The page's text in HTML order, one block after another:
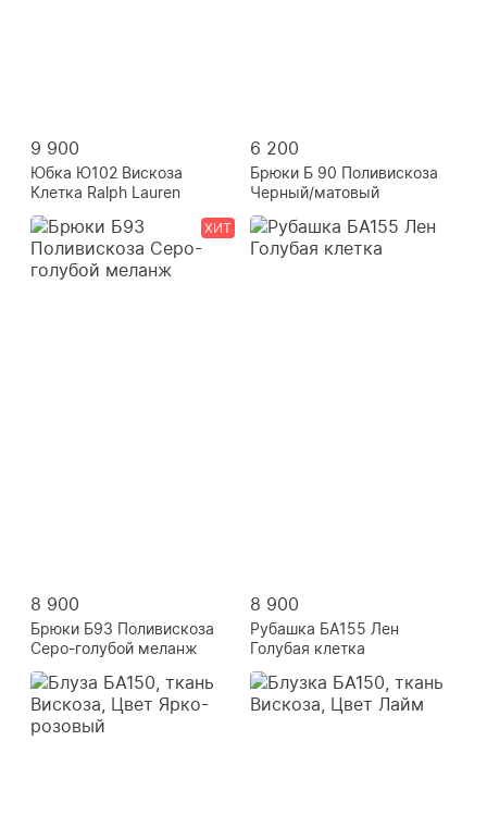
9 900
Юбка Ю102 Вискоза
Клетка Ralph Lauren
6 200
Брюки Б 90 Поливискоза
Черный/матовый
8 900
Брюки Б93 Поливискоза
Серо-голубой меланж
ХИТ
8 900
Рубашка БА155 Лен
Голубая клетка